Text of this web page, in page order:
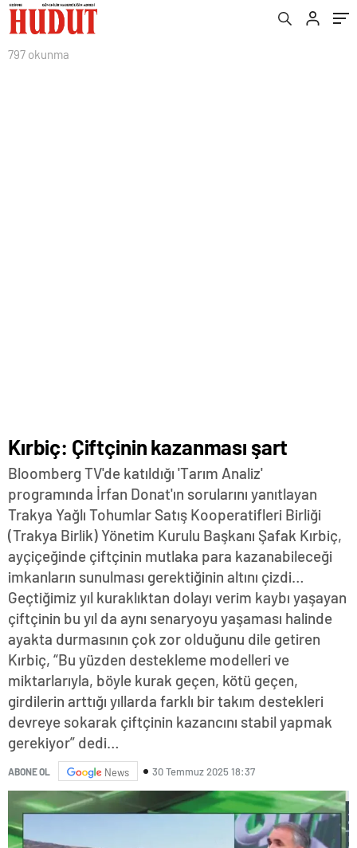
797 okunma
Kırbiç: Çiftçinin kazanması şart
Bloomberg TV'de katıldığı 'Tarım Analiz'
programında İrfan Donat'ın sorularını yanıtlayan
Trakya Yağlı Tohumlar Satış Kooperatifleri Birliği
(Trakya Birlik) Yönetim Kurulu Başkanı Şafak Kırbiç,
ayçiçeğinde çiftçinin mutlaka para kazanabileceği
imkanların sunulması gerektiğinin altını çizdi…
Geçtiğimiz yıl kuraklıktan dolayı verim kaybı yaşayan
çiftçinin bu yıl da aynı senaryoyu yaşaması halinde
ayakta durmasının çok zor olduğunu dile getiren
Kırbiç, “Bu yüzden destekleme modelleri ve
miktarlarıyla, böyle kurak geçen, kötü geçen,
girdilerin arttığı yıllarda farklı bir takım destekleri
devreye sokarak çiftçinin kazancını stabil yapmak
gerekiyor” dedi…
ABONE OL News 30 Temmuz 2025 18:37